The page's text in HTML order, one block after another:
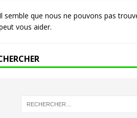
Il semble que nous ne pouvons pas
vous aider.